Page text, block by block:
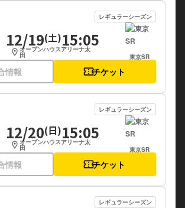
レギュラーシーズン
12/19(土)15:05
location_on オープンハウスアリーナ太
田 東京SR
情報 confirmation_numberチケット
レギュラーシーズン
12/20(日)15:05
location_on オープンハウスアリーナ太
田 東京SR
情報 confirmation_numberチケット
レギュラーシーズン